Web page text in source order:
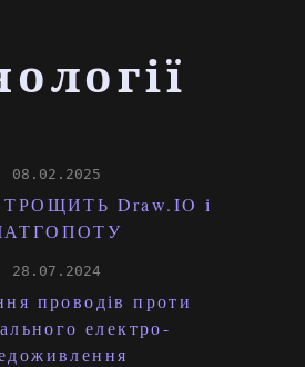
08.02.2025
ТРОЩИТЬ Draw.IO і
28.07.2024
проводів проти
електро-